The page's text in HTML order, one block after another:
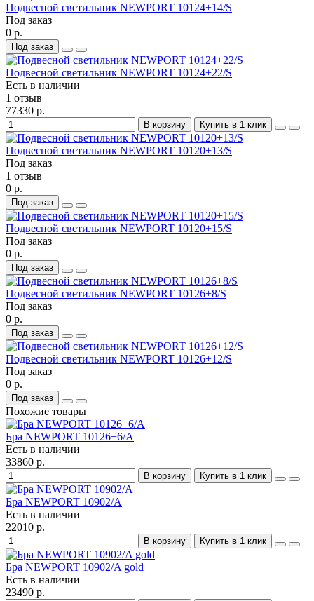
Подвесной светильник NEWPORT 10124+14/S
Под заказ
0 р.
Под заказ
Подвесной светильник NEWPORT 10124+22/S
Есть в наличии
1 отзыв
77330 р.
В корзину Купить в 1 клик
Подвесной светильник NEWPORT 10120+13/S
Под заказ
1 отзыв
0 р.
Под заказ
Подвесной светильник NEWPORT 10120+15/S
Под заказ
0 р.
Под заказ
Подвесной светильник NEWPORT 10126+8/S
Под заказ
0 р.
Под заказ
Подвесной светильник NEWPORT 10126+12/S
Под заказ
0 р.
Под заказ
Похожие товары
Бра NEWPORT 10126+6/A
Есть в наличии
33860 р.
В корзину Купить в 1 клик
Бра NEWPORT 10902/A
Есть в наличии
22010 р.
В корзину Купить в 1 клик
Бра NEWPORT 10902/A gold
Есть в наличии
23490 р.